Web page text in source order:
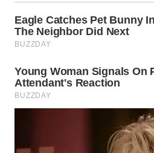
WN
KALSEL
WN
KALTIM